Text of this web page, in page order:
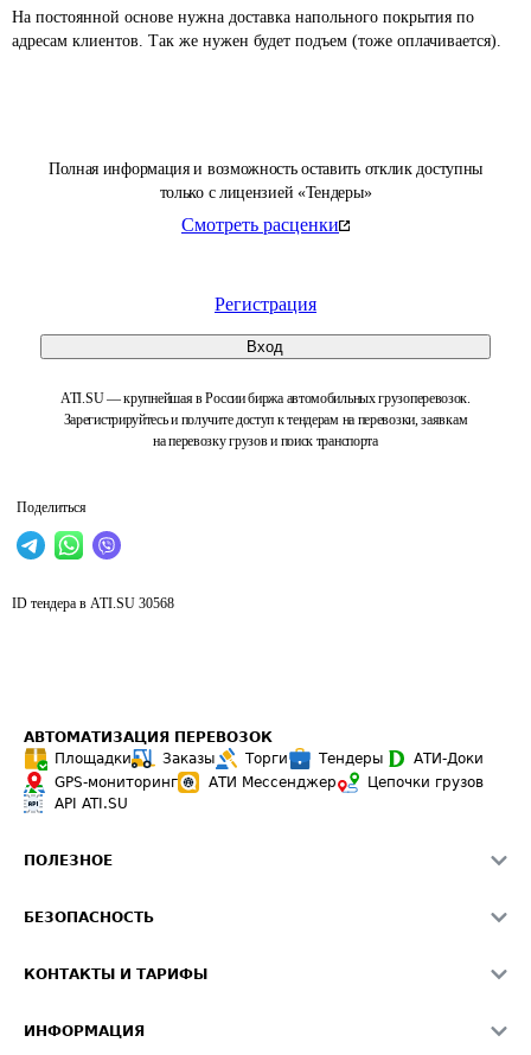
Полная информация и возможность оставить отклик доступны
только с лицензией «Тендеры»
Смотреть расценки
Регистрация
Вход
ATI.SU — крупнейшая в России биржа автомобильных грузоперевозок.
Зарегистрируйтесь и получите доступ к тендерам на перевозки, заявкам
на перевозку грузов и поиск транспорта
Поделиться
На постоянной основе нужна доставка напольного покрытия по
адресам клиентов. Так же нужен будет подъем (тоже оплачивается).
ID тендера в ATI.SU 30568
АВТОМАТИЗАЦИЯ ПЕРЕВОЗОК
Площадки
Заказы Торги Тендеры
АТИ-Доки
GPS-мониторинг
АТИ Мессенджер
Цепочки грузов
API ATI.SU
ПОЛЕЗНОЕ
Звезды ATI.SU на вашем сайте
Средние ставки
БЕЗОПАСНОСТЬ
Светофор+
КОНТАКТЫ И ТАРИФЫ
ИНФОРМАЦИЯ